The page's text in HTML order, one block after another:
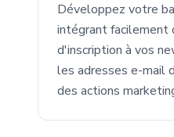
Développez votre
intégrant facilement
d'inscription à vos
les adresses e-mail
des actions